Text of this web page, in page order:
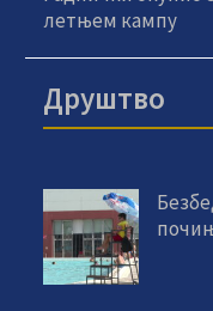
летњем кампу
Друштво